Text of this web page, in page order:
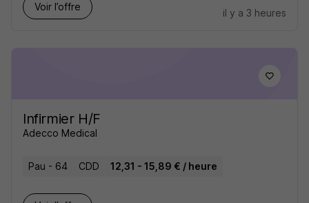
Voir l’offre
il y a 3 heures
Infirmier H/F
Adecco Medical
Pau - 64 CDD 12,31 - 15,89 € / heure